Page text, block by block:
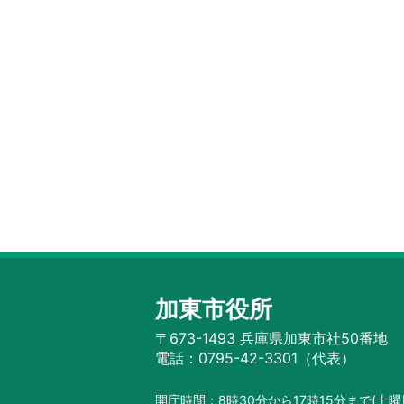
加東市役所
〒673-1493 兵庫県加東市社50番地
電話：0795-42-3301（代表）
開庁時間：8時30分から17時15分まで(土